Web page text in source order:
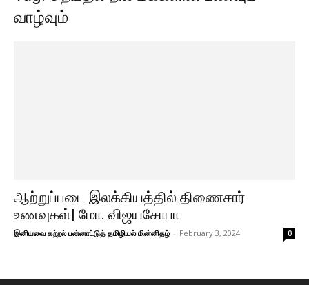
வாழ்வும்
ஆற்றுப்படை இலக்கியத்தில் திணைசார்
உணவுகள்| மோ. விஜயசோபா
இனியவை கற்றல் பன்னாட்டுத் தமிழியல் மின்னிதழ் - February 3, 2024 0